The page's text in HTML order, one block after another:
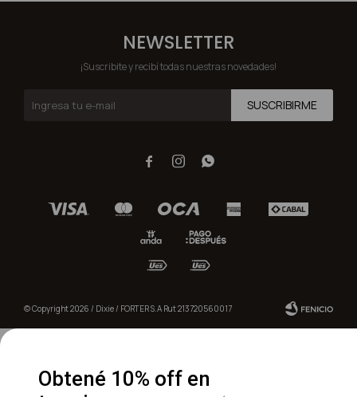
NEWSLETTER
¡Suscribite y recibí todas nuestras novedades!
SUSCRIBIRME
  
© Copyright 2026 / Dixie / FORTER S.A Rut 213720560017
Obtené 10% off en